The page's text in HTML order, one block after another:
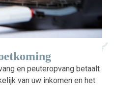
en peuteropvang betaalt
van uw inkomen en het